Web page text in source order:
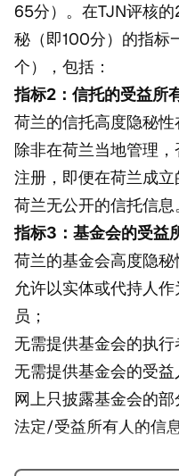
65分）。在TJN评核
秘（即100分）的指标
个），包括：
指标2：信托的受益所
荷兰的信托高度隐秘性
除非在荷兰当地管理
注册，即便在荷兰成立
荷兰无公开的信托信息
指标3：基金会的受益
荷兰的基金会高度隐秘
允许以实体或代持人
员；
无需提供基金会的执行
无需提供基金会的受益
网上只披露基金会的
法定/受益所有人的信息